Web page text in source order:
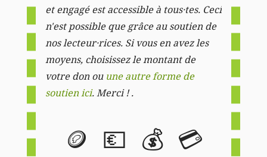
et engagé est accessible à tous·tes. Ceci
n'est possible que grâce au soutien de
nos lecteur·rices. Si vous en avez les
moyens, choisissez le montant de
votre don ou une autre forme de
soutien ici. Merci ! .
🪙 💶 💰 💳